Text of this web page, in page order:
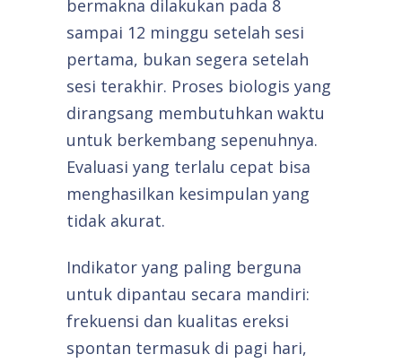
bermakna dilakukan pada 8
sampai 12 minggu setelah sesi
pertama, bukan segera setelah
sesi terakhir. Proses biologis yang
dirangsang membutuhkan waktu
untuk berkembang sepenuhnya.
Evaluasi yang terlalu cepat bisa
menghasilkan kesimpulan yang
tidak akurat.
Indikator yang paling berguna
untuk dipantau secara mandiri:
frekuensi dan kualitas ereksi
spontan termasuk di pagi hari,